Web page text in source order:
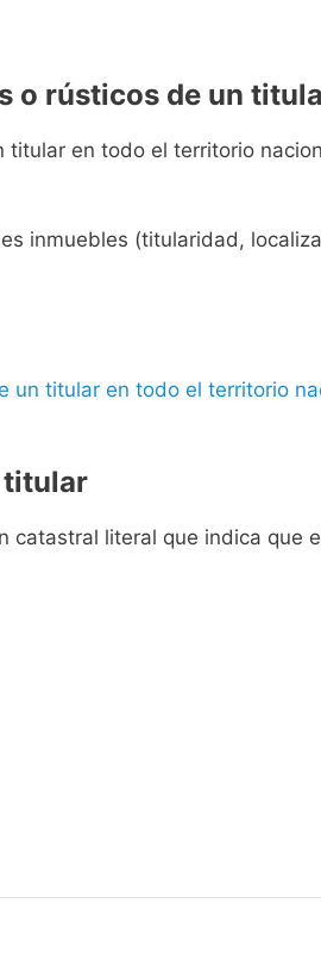
o rústicos de un
en todo el territorio
inmuebles (titularidad,
un titular en todo el territorio
titular
catastral literal que indica que